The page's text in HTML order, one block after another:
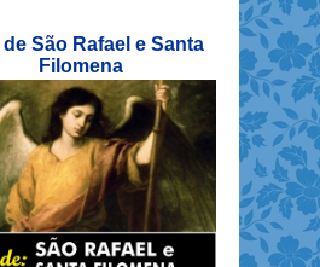
São Rafael e Santa
Filomena